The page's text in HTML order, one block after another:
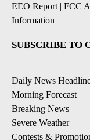
EEO Report | FCC
Information
SUBSCRIBE TO
Daily News
Morning Forecast
Breaking News
Severe Weather
Contests &